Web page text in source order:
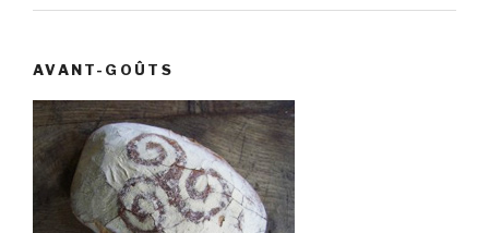
AVANT-GOÛTS